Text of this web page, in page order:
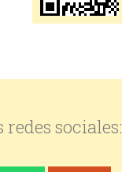
sociales: